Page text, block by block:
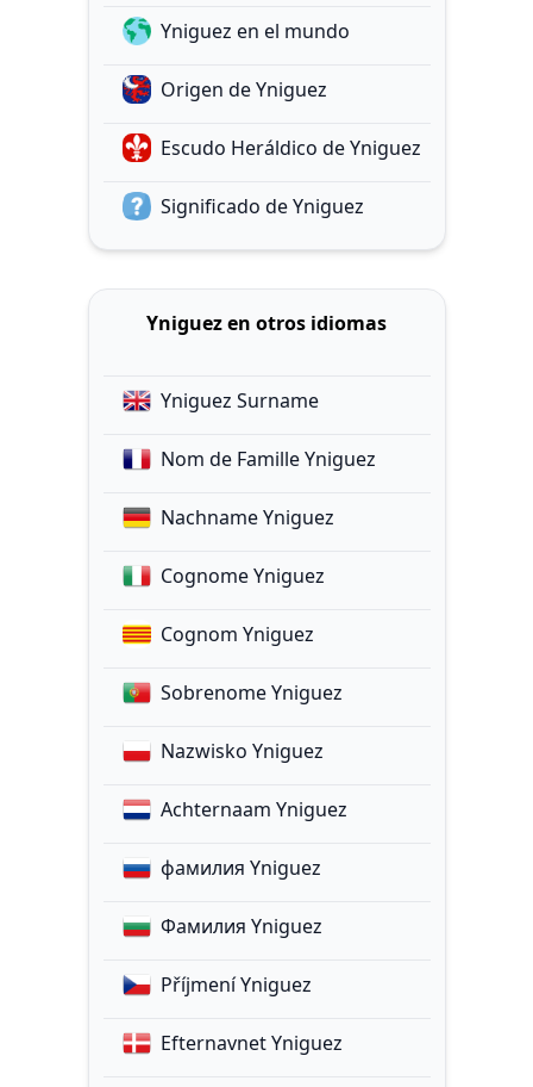
Yniguez en el mundo
Origen de Yniguez
Escudo Heráldico de Yniguez
Significado de Yniguez
Yniguez en otros idiomas
Yniguez Surname
Nom de Famille Yniguez
Nachname Yniguez
Cognome Yniguez
Cognom Yniguez
Sobrenome Yniguez
Nazwisko Yniguez
Achternaam Yniguez
фамилия Yniguez
Фамилия Yniguez
Příjmení Yniguez
Efternavnet Yniguez